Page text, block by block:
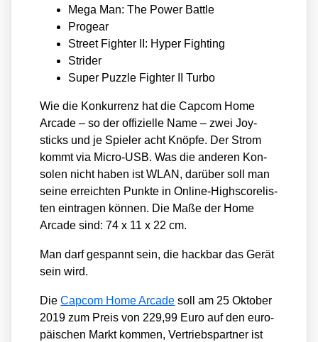
Mega Man: The Power Batt­le
Pro­gear
Street Figh­ter II: Hyper Fight­ing
Stri­der
Super Puz­zle Figh­ter II Tur­bo
Wie die Kon­kur­renz hat die Cap­com Home
Arca­de – so der offi­zi­el­le Name – zwei Joy­
sticks und je Spie­ler acht Knöp­fe. Der Strom
kommt via Micro-USB. Was die ande­ren Kon­
so­len nicht haben ist WLAN, dar­über soll man
sei­ne erreich­ten Punk­te in Online-High­score­lis­
ten ein­tra­gen kön­nen. Die Maße der Home
Arca­de sind: 74 x 11 x 22 cm.
Man darf gespannt sein, die hack­bar das Gerät
sein wird.
DieCap­com Home Arca­de soll am 25 Okto­ber
2019 zum Preis von 229,99 Euro auf den euro­
päi­schen Markt kom­men, Ver­triebs­part­ner ist